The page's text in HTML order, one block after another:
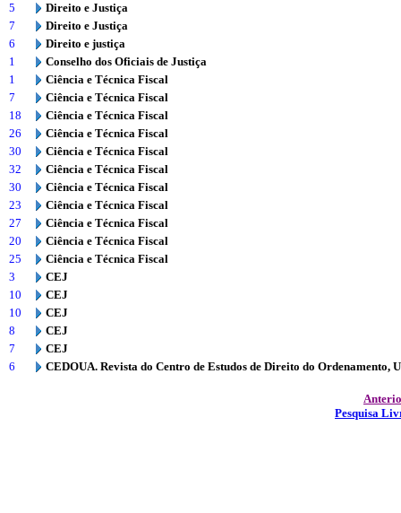
5
Direito e Justiça
7
Direito e Justiça
6
Direito e justiça
1
Conselho dos Oficiais de Justiça
1
Ciência e Técnica Fiscal
7
Ciência e Técnica Fiscal
18
Ciência e Técnica Fiscal
26
Ciência e Técnica Fiscal
30
Ciência e Técnica Fiscal
32
Ciência e Técnica Fiscal
30
Ciência e Técnica Fiscal
23
Ciência e Técnica Fiscal
27
Ciência e Técnica Fiscal
20
Ciência e Técnica Fiscal
25
Ciência e Técnica Fiscal
3
CEJ
10
CEJ
10
CEJ
8
CEJ
7
CEJ
6
CEDOUA. Revista do Centro de Estudos de Direito do Ordenamento,
Pesquisa